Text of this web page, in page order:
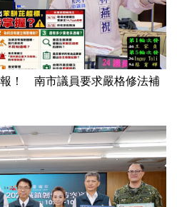
！ 南市議員要求嚴格修法補